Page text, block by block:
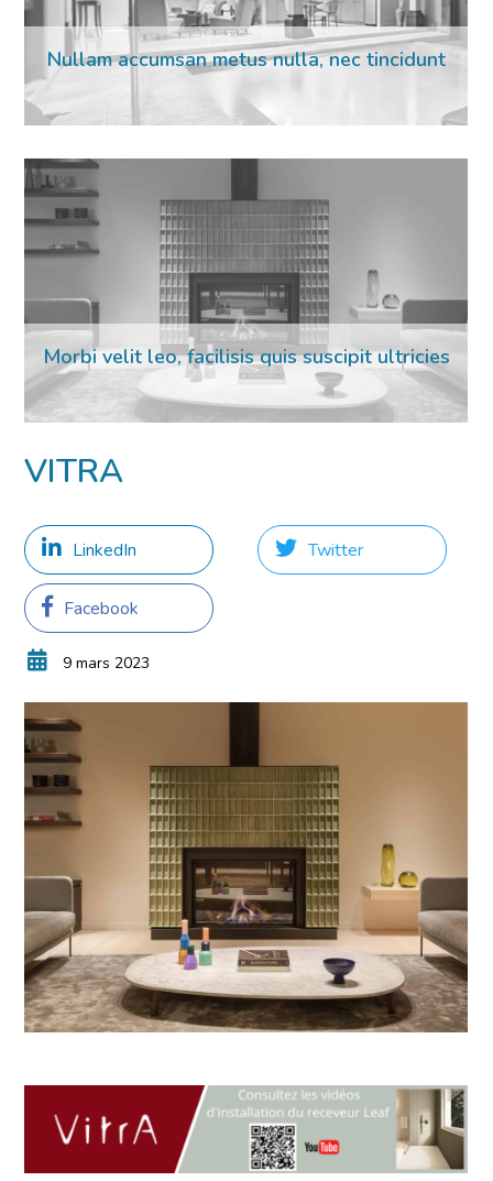
Nullam accumsan metus nulla, nec tincidunt
Morbi velit leo, facilisis quis suscipit ultricies
VITRA
LinkedIn Twitter
Facebook
9 mars 2023